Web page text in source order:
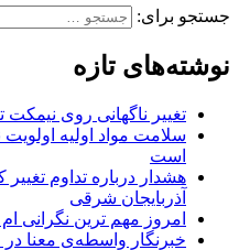
جستجو برای:
نوشته‌های تازه
تغییر ناگهانی روی نیمکت
سلامت مواد اولیه
است
هشدار درباره تداوم
آذربایجان شرقی
امروز مهم‌ ترین
خبرنگار واسطه‌ی معنا